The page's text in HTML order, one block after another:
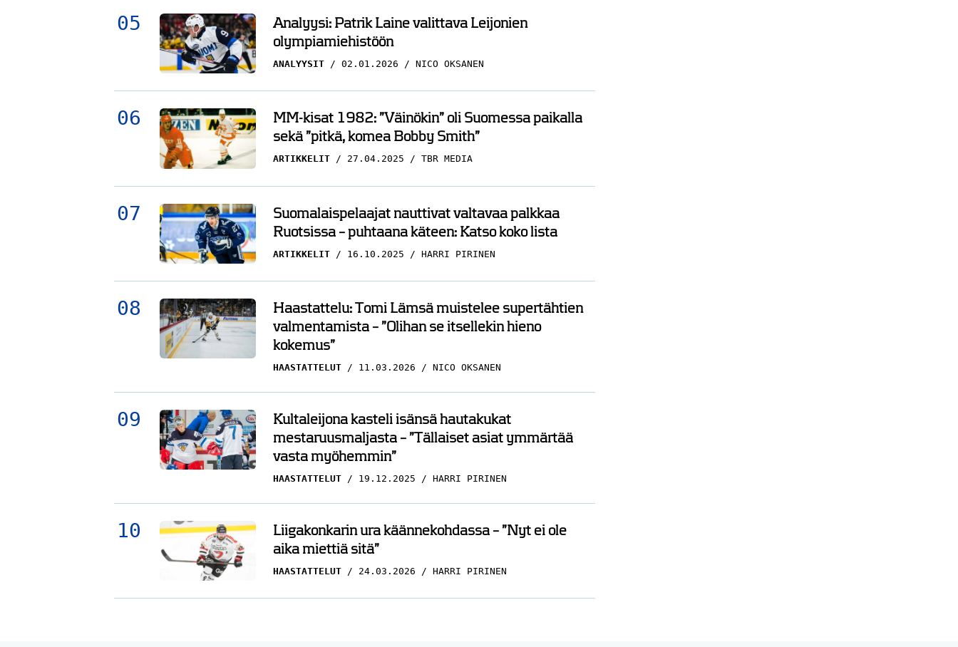
Analyysi: Patrik Laine valittava Leijonien
olympiamiehistöön
ANALYYSIT 02.01.2026 NICO OKSANEN
MM-kisat 1982: ”Väinökin” oli Suomessa paikalla
sekä ”pitkä, komea Bobby Smith”
ARTIKKELIT 27.04.2025 TBR MEDIA
Suomalaispelaajat nauttivat valtavaa palkkaa
Ruotsissa – puhtaana käteen: Katso koko lista
ARTIKKELIT 16.10.2025 HARRI PIRINEN
Haastattelu: Tomi Lämsä muistelee supertähtien
valmentamista – ”Olihan se itsellekin hieno
kokemus”
HAASTATTELUT 11.03.2026 NICO OKSANEN
Kultaleijona kasteli isänsä hautakukat
mestaruusmaljasta – ”Tällaiset asiat ymmärtää
vasta myöhemmin”
HAASTATTELUT 19.12.2025 HARRI PIRINEN
Liigakonkarin ura käännekohdassa – ”Nyt ei ole
aika miettiä sitä”
HAASTATTELUT 24.03.2026 HARRI PIRINEN